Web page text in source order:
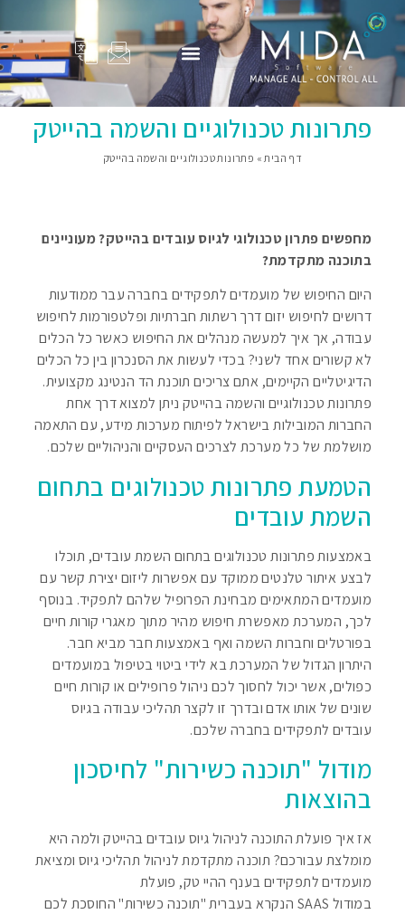
פתרונות טכנולוגיים והשמה בהייטק
דף הבית » פתרונות טכנולוגיים והשמה בהייטק
מחפשים פתרון טכנולוגי לגיוס עובדים בהייטק? מעוניינים
בתוכנה מתקדמת?
היום החיפוש של מועמדים לתפקידים בחברה עבר ממודעות
דרושים לחיפוש יזום דרך רשתות חברתיות ופלטפורמות לחיפוש
עבודה, אך איך למעשה מנהלים את החיפוש כאשר כל הכלים
לא קשורים אחד לשני? בכדי לעשות את הסנכרון בין כל הכלים
הדיגיטליים הקיימים, אתם צריכים תוכנת הד הנטינג מקצועית.
פתרונות טכנולוגיים והשמה בהייטק ניתן למצוא דרך אחת
החברות המובילות בישראל לפיתוח מערכות מידע, עם התאמה
מושלמת של כל מערכת לצרכים העסקיים והניהוליים שלכם.
הטמעת פתרונות טכנולוגים בתחום
השמת עובדים
באמצעות פתרונות טכנולוגים בתחום השמת עובדים, תוכלו
לבצע איתור טלנטים ממוקד עם אפשרות ליזום יצירת קשר עם
מועמדים המתאימים מבחינת הפרופיל שלהם לתפקיד. בנוסף
לכך, המערכת מאפשרת חיפוש מהיר מתוך מאגרי קורות חיים
בפורטלים וחברות השמה ואף באמצעות חבר מביא חבר.
היתרון הגדול של המערכת בא לידי ביטוי בטיפול במועמדים
כפולים, אשר יכול לחסוך לכם ניהול פרופילים או קורות חיים
שונים של אותו אדם ובדרך זו לקצר תהליכי עבודה בגיוס
עובדים לתפקידים בחברה שלכם.
מודול "תוכנה כשירות" לחיסכון
בהוצאות
אז איך פועלת התוכנה לניהול גיוס עובדים בהייטק ולמה היא
מומלצת עבורכם? תוכנה מתקדמת לניהול תהליכי גיוס ומציאת
מועמדים לתפקידים בענף ההיי טק, פועלת
במודול SAAS הנקרא בעברית "תוכנה כשירות" החוסכת לכם